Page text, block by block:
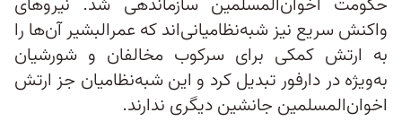
واکنش سریع نیز شبه‌نظامیانی‌اند که عمرالبشیر آن‌ها را
به ارتش کمکی برای سرکوب مخالفان و شورشیان
به‌ویژه در دارفور تبدیل کرد و این شبه‌نظامیان جز ارتش
اخوان‌المسلمین جانشین دیگری ندارند.